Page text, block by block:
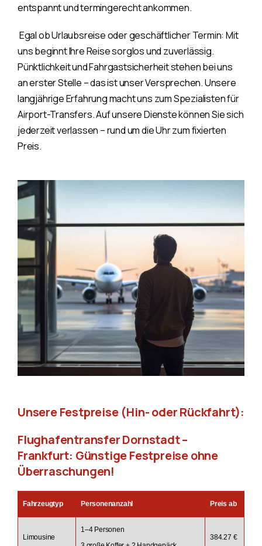
entspannt und termingerecht ankommen.
Egal ob Urlaubsreise oder geschäftlicher Termin: Mit
uns beginnt Ihre Reise sorglos und zuverlässig.
Pünktlichkeit und Fahrgastsicherheit stehen bei uns
an erster Stelle – das ist unser Versprechen. Unsere
langjährige Erfahrung macht uns zum Spezialisten für
Airport-Transfers. Auf unsere Dienste können Sie sich
jederzeit verlassen – rund um die Uhr zum fixierten
Preis.
Unsere Festpreise (Hin- oder Rückfahrt):
Flughafentransfer Dornstadt –
Frankfurt: Günstige Festpreise ohne
Überraschungen!
Fahrzeugtyp Personenanzahl Preis ab
Limousine
1–4 Personen
384.27 €